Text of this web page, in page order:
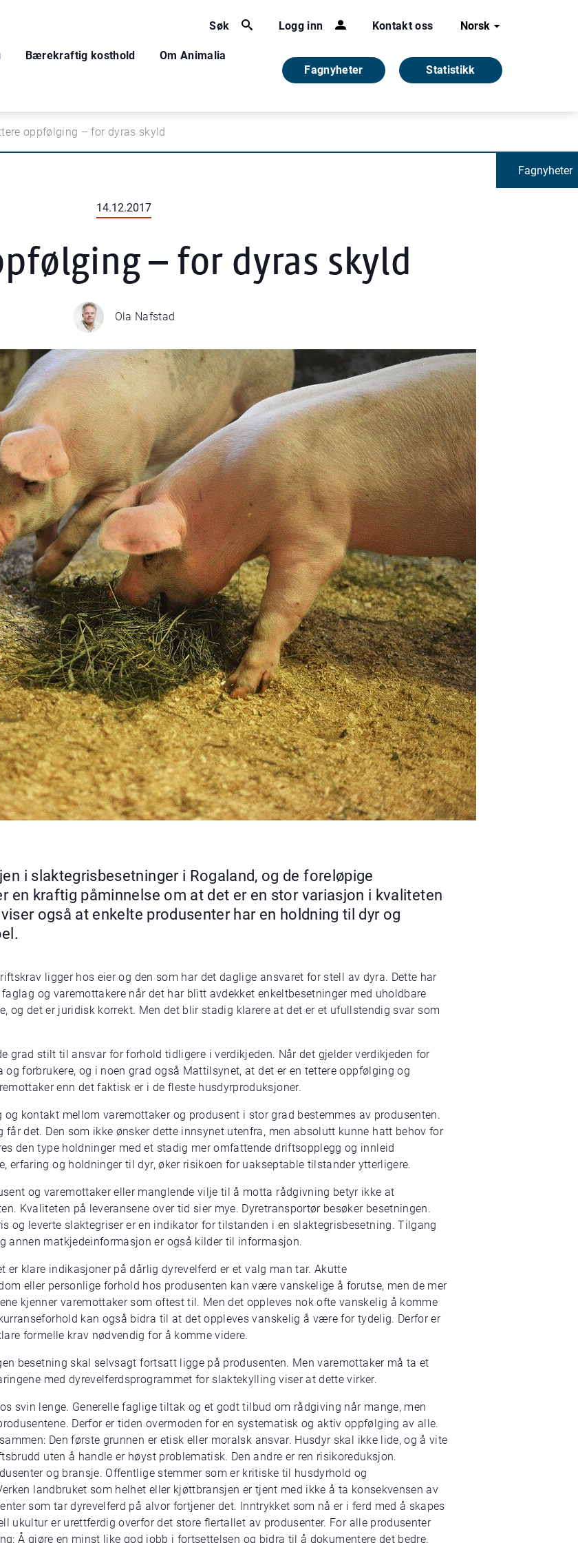
Søk Logg inn Kontakt oss Norsk
Bærekraftig kosthold Om Animalia
Fagnyheter Statistikk
oppfølging – for dyras skyld
Fagnyheter
14.12.2017
– for dyras skyld
Ola Nafstad
i slaktegrisbesetninger i Rogaland, og de foreløpige
en kraftig påminnelse om at det er en stor variasjon i kvaliteten
også at enkelte produsenter har en holdning til dyr og
ligger hos eier og den som har det daglige ansvaret for stell av dyra. Dette har
og varemottakere når det har blitt avdekket enkeltbesetninger med uholdbare
og det er juridisk korrekt. Men det blir stadig klarere at det er et ufullstendig svar som
grad stilt til ansvar for forhold tidligere i verdikjeden. Når det gjelder verdikjeden for
forbrukere, og i noen grad også Mattilsynet, at det er en tettere oppfølging og
enn det faktisk er i de fleste husdyrproduksjoner.
kontakt mellom varemottaker og produsent i stor grad bestemmes av produsenten.
det. Den som ikke ønsker dette innsynet utenfra, men absolutt kunne hatt behov for
den type holdninger med et stadig mer omfattende driftsopplegg og innleid
erfaring og holdninger til dyr, øker risikoen for uakseptable tilstander ytterligere.
og varemottaker eller manglende vilje til å motta rådgivning betyr ikke at
Kvaliteten på leveransene over tid sier mye. Dyretransportør besøker besetningen.
og leverte slaktegriser er en indikator for tilstanden i en slaktegrisbesetning. Tilgang
annen matkjedeinformasjon er også kilder til informasjon.
er klare indikasjoner på dårlig dyrevelferd er et valg man tar. Akutte
eller personlige forhold hos produsenten kan være vanskelige å forutse, men de mer
kjenner varemottaker som oftest til. Men det oppleves nok ofte vanskelig å komme
kan også bidra til at det oppleves vanskelig å være for tydelig. Derfor er
formelle krav nødvendig for å komme videre.
besetning skal selvsagt fortsatt ligge på produsenten. Men varemottaker må ta et
med dyrevelferdsprogrammet for slaktekylling viser at dette virker.
svin lenge. Generelle faglige tiltak og et godt tilbud om rådgiving når mange, men
Derfor er tiden overmoden for en systematisk og aktiv oppfølging av alle.
Den første grunnen er etisk eller moralsk ansvar. Husdyr skal ikke lide, og å vite
uten å handle er høyst problematisk. Den andre er ren risikoreduksjon.
og bransje. Offentlige stemmer som er kritiske til husdyrhold og
landbruket som helhet eller kjøttbransjen er tjent med ikke å ta konsekvensen av
som tar dyrevelferd på alvor fortjener det. Inntrykket som nå er i ferd med å skapes
ukultur er urettferdig overfor det store flertallet av produsenter. For alle produsenter
Å gjøre en minst like god jobb i fortsettelsen og bidra til å dokumentere det bedre.